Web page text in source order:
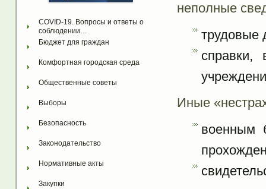
COVID-19. Вопросы и ответы о
соблюдении…
Бюджет для граждан
Комфортная городская среда
Общественные советы
Выборы
Безопасность
Законодательство
Нормативные акты
Закупки
неполные
трудовые
справки,
Иные
военным